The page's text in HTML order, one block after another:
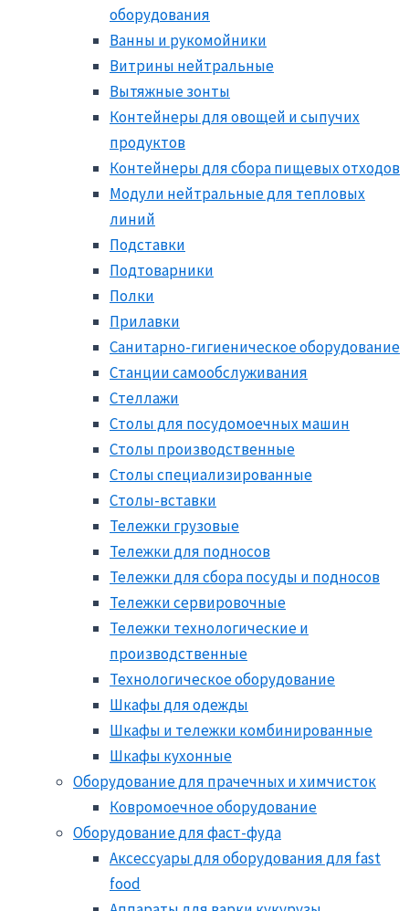
оборудования
Ванны и рукомойники
Витрины нейтральные
Вытяжные зонты
Контейнеры для овощей и сыпучих
продуктов
Контейнеры для сбора пищевых отходов
Модули нейтральные для тепловых
линий
Подставки
Подтоварники
Полки
Прилавки
Санитарно-гигиеническое оборудование
Станции самообслуживания
Стеллажи
Столы для посудомоечных машин
Столы производственные
Столы специализированные
Столы-вставки
Тележки грузовые
Тележки для подносов
Тележки для сбора посуды и подносов
Тележки сервировочные
Тележки технологические и
производственные
Технологическое оборудование
Шкафы для одежды
Шкафы и тележки комбинированные
Шкафы кухонные
Оборудование для прачечных и химчисток
Ковромоечное оборудование
Оборудование для фаст-фуда
Аксессуары для оборудования для fast
food